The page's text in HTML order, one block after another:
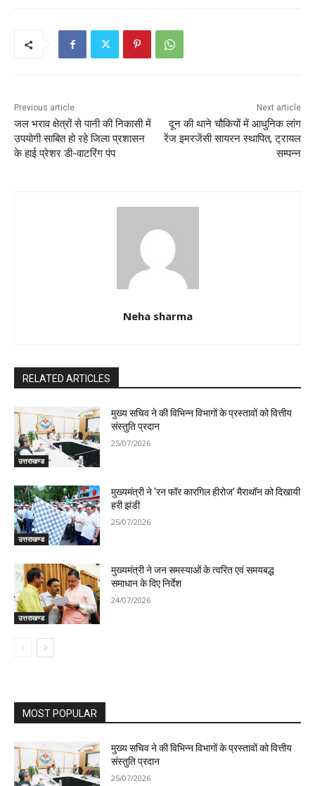
k
A
p
Previous article
जल भराव क्षेत्रों से पानी की निकासी में
उपयोगी साबित हो रहे जिला प्रशासन
के हाई प्रेशर डी-वाटरिंग पंप
Next article
दून की थाने चौकियों में आधुनिक लांग
रेंज इमरजेंसी सायरन स्थापित, ट्रायल
सम्पन्न
Neha sharma
RELATED ARTICLES
उत्तराखण्ड
मुख्य सचिव ने की विभिन्न विभागों के प्रस्तावों को वित्तीय
संस्तुति प्रदान
25/07/2026
उत्तराखण्ड
मुख्यमंत्री ने ‘रन फॉर कारगिल हीरोज’ मैराथॉन को दिखायी
हरी झंडी
25/07/2026
उत्तराखण्ड
मुख्यमंत्री ने जन समस्याओं के त्वरित एवं समयबद्ध
समाधान के दिए निर्देश
24/07/2026
MOST POPULAR
मुख्य सचिव ने की विभिन्न विभागों के प्रस्तावों को वित्तीय
संस्तुति प्रदान
25/07/2026